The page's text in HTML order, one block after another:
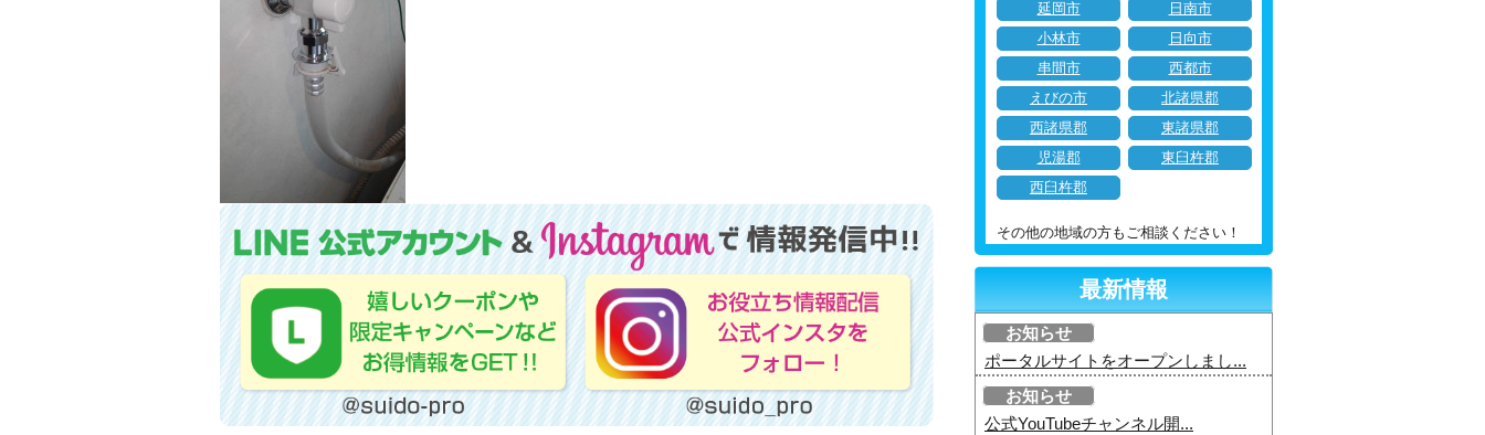
延岡市
日南市
小林市
日向市
串間市
西都市
えびの市
北諸県郡
西諸県郡
東諸県郡
児湯郡
東臼杵郡
西臼杵郡
その他の地域の方もご相談ください！
最新情報
お知らせ
ポータルサイトをオープンしまし...
お知らせ
公式YouTubeチャンネル開...